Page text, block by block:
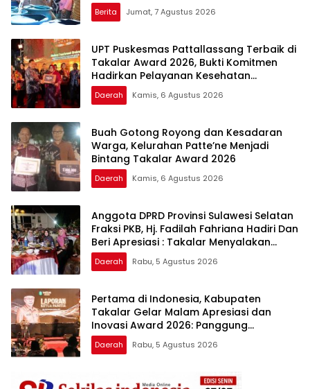
Berita Jumat, 7 Agustus 2026
UPT Puskesmas Pattallassang Terbaik di
Takalar Award 2026, Bukti Komitmen
Hadirkan Pelayanan Kesehatan
Berkualitas
Daerah Kamis, 6 Agustus 2026
Buah Gotong Royong dan Kesadaran
Warga, Kelurahan Patte’ne Menjadi
Bintang Takalar Award 2026
Daerah Kamis, 6 Agustus 2026
Anggota DPRD Provinsi Sulawesi Selatan
Fraksi PKB, Hj. Fadilah Fahriana Hadiri Dan
Beri Apresiasi : Takalar Menyalakan
Lentera Pengabdian Melalui Malam
Apresiasi dan Inovasi Award 2026
Daerah Rabu, 5 Agustus 2026
Pertama di Indonesia, Kabupaten
Takalar Gelar Malam Apresiasi dan
Inovasi Award 2026: Panggung
Penghargaan bagi Pelayan Publik
Berprestasi
Daerah Rabu, 5 Agustus 2026